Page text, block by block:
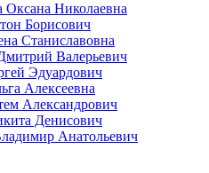
Оксана Николаевна
Борисович
Станиславовна
Валерьевич
Эдуардович
Алексеевна
Александрович
Денисович
Анатольевич